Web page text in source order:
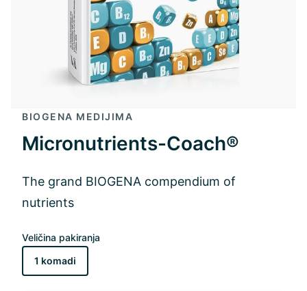
BIOGENA MEDIJIMA
Micronutrients-Coach®
The grand BIOGENA compendium of
nutrients
Veličina pakiranja
1 komadi